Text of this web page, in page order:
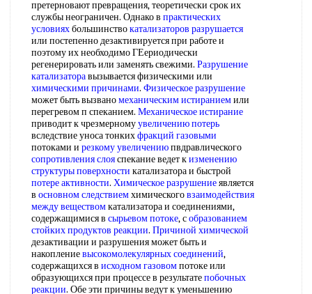
претерновают превращения, теоретически срок их
службы неограничен. Однако в практических
условияхбольшинствокатализаторов разрушается
или постепенно дезактивируется при работе и
поэтому их необходимо ГЕериодически
регенерировать или заменять свежими. Разрушение
катализаторавызывается физическими или
химическими причинами. Физическое разрушение
может быть вызваномеханическим истираниемили
перегревом п спеканием. Механическое истирание
приводит к чрезмерномуувеличению потерь
вследствие уноса тонкихфракций газовыми
потоками и резкому увеличениюпвдравлического
сопротивления слояспекание ведет кизменению
структуры поверхности катализатора и быстрой
потере активности. Химическое разрушениеявляется
в основном следствиемхимическоговзаимодействия
между веществомкатализатора и соединениями,
содержащимися в сырьевом потоке, собразованием
стойкихпродуктов реакции. Причиной химической
дезактивации и разрушения может быть и
накоплениевысокомолекулярных соединений,
содержащихся в исходном газовомпотоке или
образующихся при процессе в результатепобочных
реакции. Обе эти причины ведут к уменьшению